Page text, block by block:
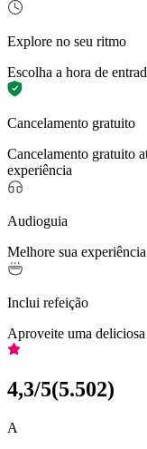
Explore no seu ritmo
Escolha a hora de
Cancelamento gratuito
Cancelamento gratuito
experiência
Audioguia
Melhore sua
Inclui refeição
Aproveite uma
4,3/5(5.502)
A